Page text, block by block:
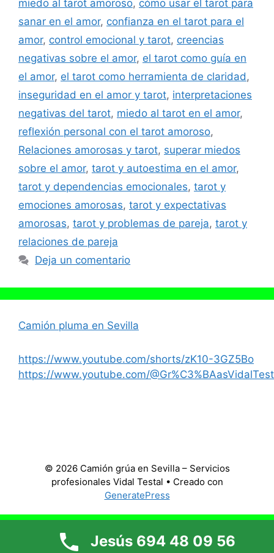
miedo al tarot amoroso, cómo usar el tarot para
sanar en el amor, confianza en el tarot para el
amor, control emocional y tarot, creencias
negativas sobre el amor, el tarot como guía en
el amor, el tarot como herramienta de claridad,
inseguridad en el amor y tarot, interpretaciones
negativas del tarot, miedo al tarot en el amor,
reflexión personal con el tarot amoroso,
Relaciones amorosas y tarot, superar miedos
sobre el amor, tarot y autoestima en el amor,
tarot y dependencias emocionales, tarot y
emociones amorosas, tarot y expectativas
amorosas, tarot y problemas de pareja, tarot y
relaciones de pareja
Deja un comentario
Camión pluma en Sevilla
https://www.youtube.com/shorts/zK10-3GZ5Bo
https://www.youtube.com/
© 2026 Camión grúa en Sevilla – Servicios
profesionales Vidal Testal • Creado con
GeneratePress
Jesús 694 48 09 56